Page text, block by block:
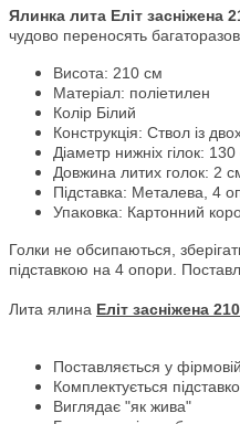
Ялинка лита Еліт засніжена
чудово переносять
Висота: 210 см
Матеріал: поліетилен
Колір Білий
Конструкція: Ствол із
Діаметр нижніх гілок:
Довжина литих голок: 2
Підставка: Металева, 4
Упаковка: Картонний
Голки не обсипаються,
підставкою на 4 опори.
Лита ялина Еліт засніжена 210
Поставляється у
Комплектується
Виглядає "як жива"